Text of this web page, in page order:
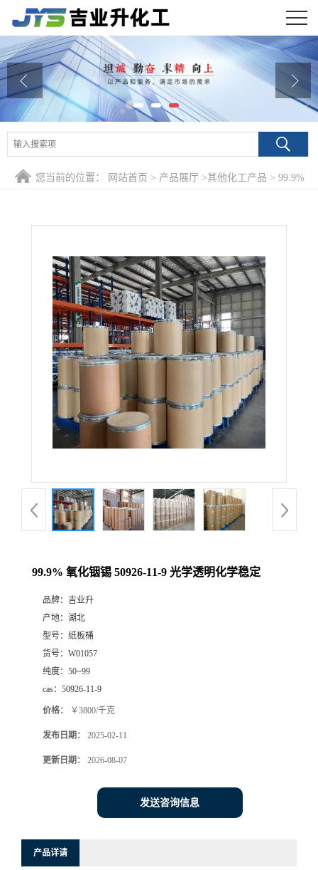
公司首页
公司介绍
公司动态
产品展厅
证书荣誉
您当前的位置： 网站首页 > 产品展厅 >其他化工产品 > 99.9%
99.9% 氧化铟锡 50926-11-9 光学透明化学稳定
品牌： 吉业升
产地： 湖北
型号： 纸板桶
货号： W01057
纯度： 50~99
cas： 50926-11-9
价格： ￥3800/千克
发布日期： 2025-02-11
更新日期： 2026-08-07
发送咨询信息
产品详请